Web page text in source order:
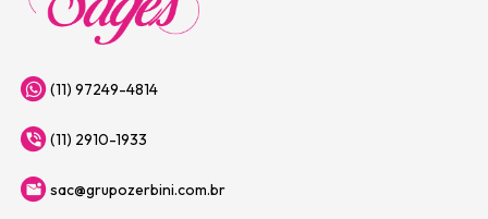
(11) 97249-4814
(11) 2910-1933
sac@grupozerbini.com.br